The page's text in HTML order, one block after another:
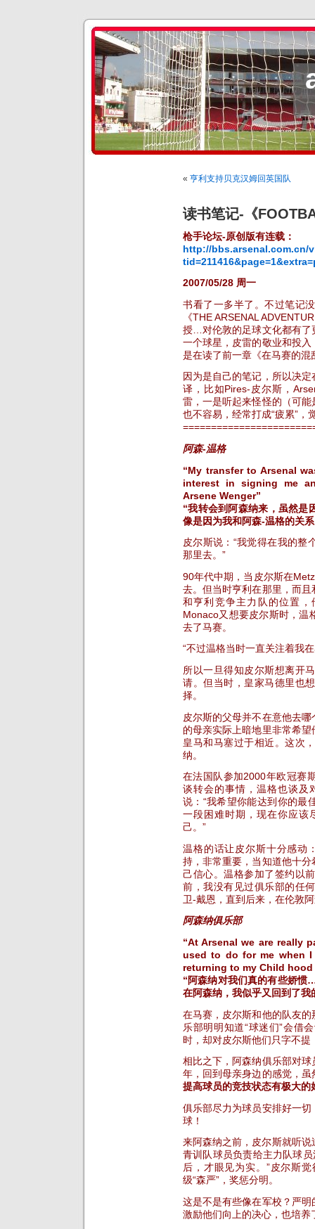
« 亨利支持贝克汉姆回英国队
读书笔记-《
枪手论坛-原创版有连载：
http://bbs.arsenal.com.cn/
2007/05/28 周一
书看了一多半了。不过笔记
《THE ARSENAL
授…对伦敦的足球文化都有了
一个球星，皮雷的敬业和投
是在读了前一章《在马赛的混
因为是自己的笔记，所以决
译，比如Pires-皮尔斯，
雷，一是听起来怪怪的（可
也不容易，经常打成“疲累”，
阿森-温格
“My transfer to Arsenal
interest in signing me
Arsene Wenger”
“我转会到阿森纳来，虽然是
像是因为我和阿森-温格的关
皮尔斯说：“我觉得在我的整
那里去。”
90年代中期，当皮尔斯在
去。但当时亨利在那里，而
和亨利竞争主力队的位置
Monaco又想要皮尔斯时，温
去了马赛。
“不过温格当时一直关注着我
所以一旦得知皮尔斯想离开
请。但当时，皇家马德里也
择。
皮尔斯的父母并不在意他去
的母亲实际上暗地里非常希
皇马和马塞过于相近。这次
纳。
在法国队参加2000年欧冠赛
谈转会的事情，温格也谈及
说：“我希望你能达到你的最
一段困难时期，现在你应该
己。”
温格的话让皮尔斯十分感动
持，非常重要，当知道他十
己信心。温格参加了签约以
前，我没有见过俱乐部的任
卫-戴恩，直到后来，在伦敦
阿森纳俱乐部
“At Arsenal we are really
used to do for me when I
returning to my Child
“阿森纳对我们真的有些娇
在阿森纳，我似乎又回到了
在马赛，皮尔斯和他的队友
乐部明明知道“球迷们”会借
时，却对皮尔斯他们只字不
相比之下，阿森纳俱乐部对
年，回到母亲身边的感觉，
提高球员的竞技状态有极大的
俱乐部尽力为球员安排好一
球！
来阿森纳之前，皮尔斯就听
青训队球员负责给主力队球
后，才眼见为实。”皮尔斯
级“森严”，奖惩分明。
这是不是有些像在军校？严
激励他们向上的决心，也培